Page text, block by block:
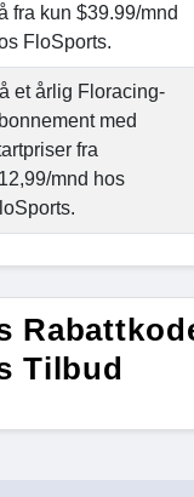
fra kun $39.99/mnd
FloSports.
et årlig Floracing-
med
fra
mnd hos
Tilbud